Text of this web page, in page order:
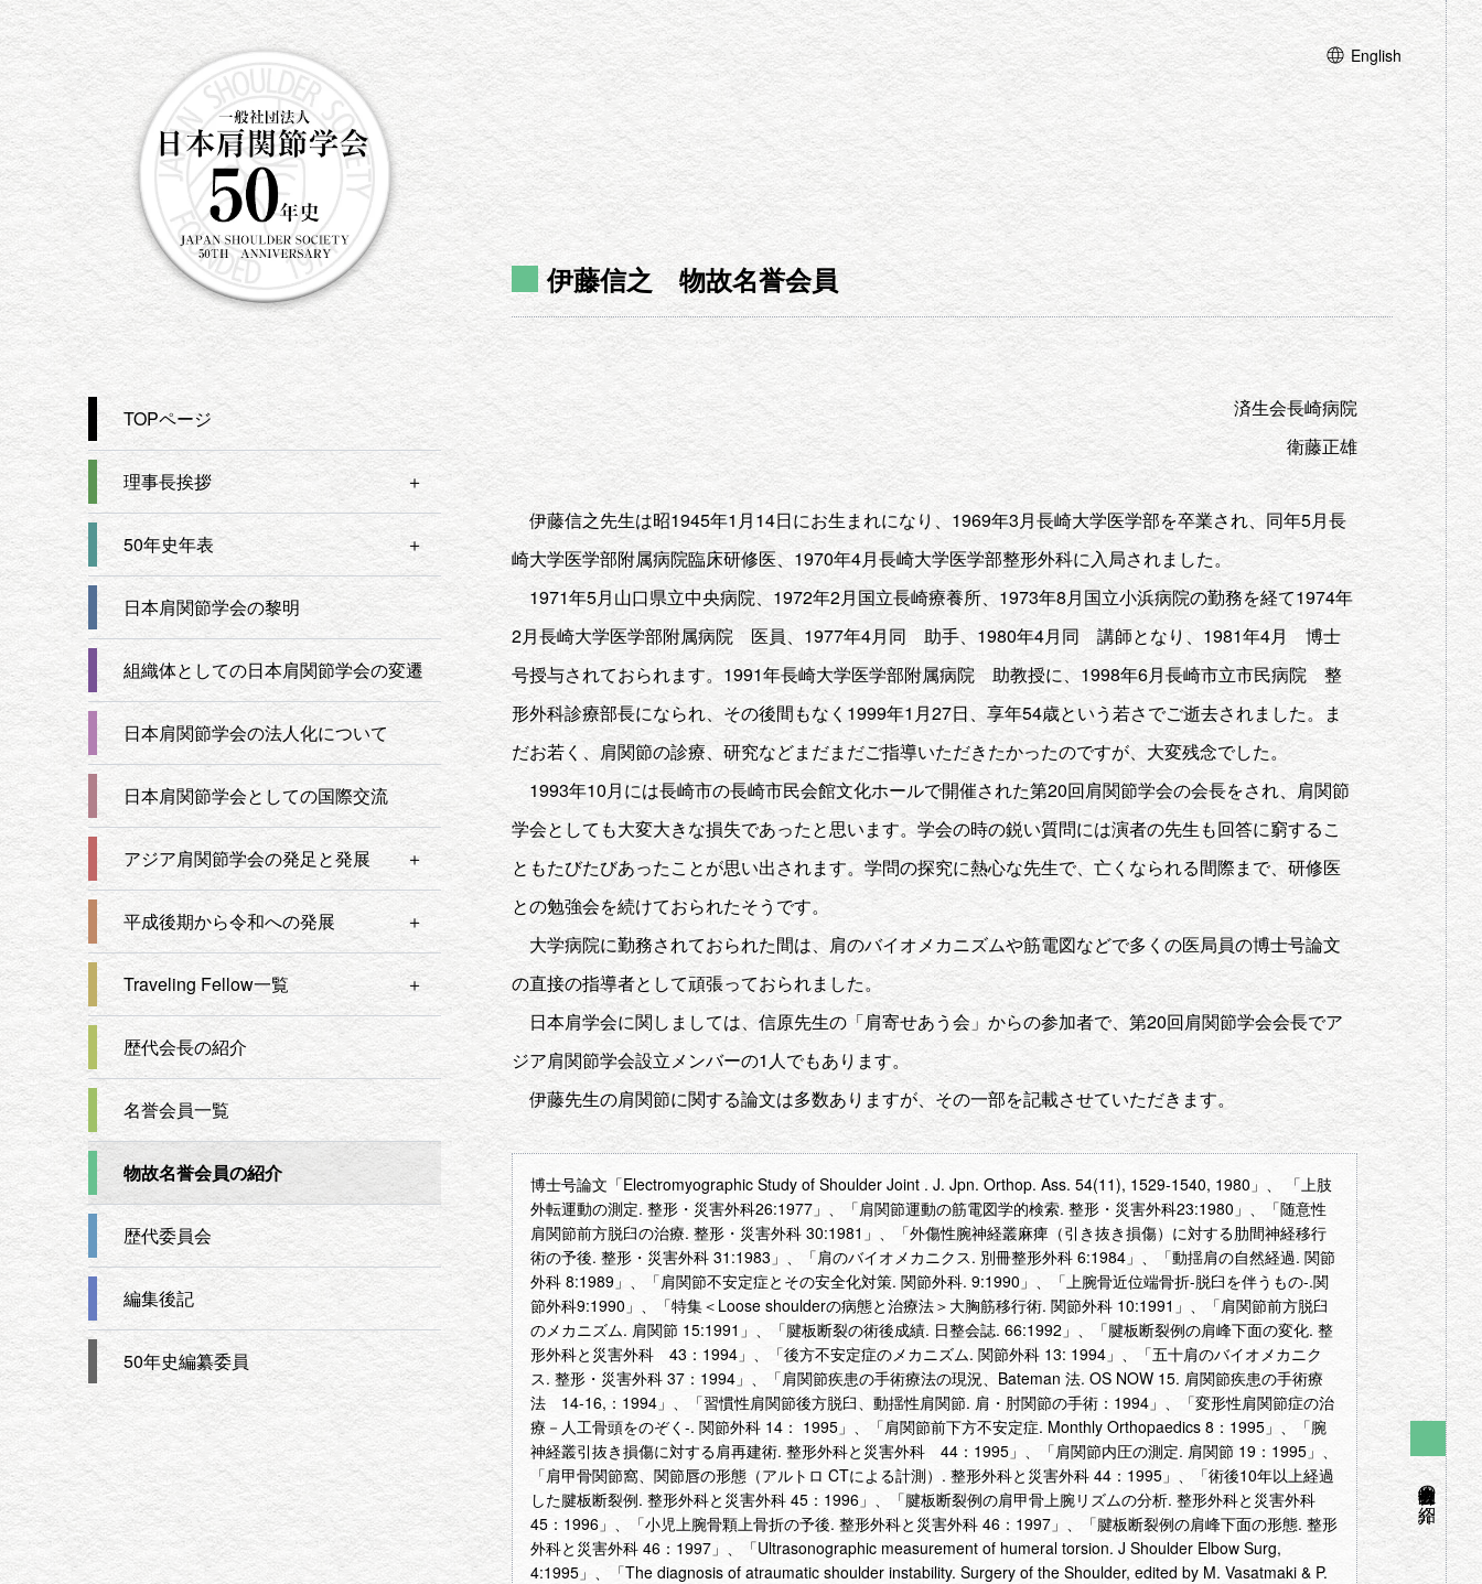
物故名誉会員の紹介
伊藤信之 物故名誉会員
English
TOPページ
理事長挨拶
50年史年表
日本肩関節学会の黎明
組織体としての日本肩関節学会の変遷
日本肩関節学会の法人化について
日本肩関節学会としての国際交流
アジア肩関節学会の発足と発展
平成後期から令和への発展
Traveling Fellow一覧
歴代会長の紹介
名誉会員一覧
物故名誉会員の紹介
歴代委員会
編集後記
50年史編纂委員
済生会長崎病院
衛藤正雄
伊藤信之先生は昭1945年1月14日にお生まれになり、1969年3月長崎大学医学部を卒業され、同年5月長
崎大学医学部附属病院臨床研修医、1970年4月長崎大学医学部整形外科に入局されました。
1971年5月山口県立中央病院、1972年2月国立長崎療養所、1973年8月国立小浜病院の勤務を経て1974年
2月長崎大学医学部附属病院 医員、1977年4月同 助手、1980年4月同 講師となり、1981年4月 博士
号授与されておられます。1991年長崎大学医学部附属病院 助教授に、1998年6月長崎市立市民病院 整
形外科診療部長になられ、その後間もなく1999年1月27日、享年54歳という若さでご逝去されました。ま
だお若く、肩関節の診療、研究などまだまだご指導いただきたかったのですが、大変残念でした。
1993年10月には長崎市の長崎市民会館文化ホールで開催された第20回肩関節学会の会長をされ、肩関節
学会としても大変大きな損失であったと思います。学会の時の鋭い質問には演者の先生も回答に窮するこ
ともたびたびあったことが思い出されます。学問の探究に熱心な先生で、亡くなられる間際まで、研修医
との勉強会を続けておられたそうです。
大学病院に勤務されておられた間は、肩のバイオメカニズムや筋電図などで多くの医局員の博士号論文
の直接の指導者として頑張っておられました。
日本肩学会に関しましては、信原先生の「肩寄せあう会」からの参加者で、第20回肩関節学会会長でア
ジア肩関節学会設立メンバーの1人でもあります。
伊藤先生の肩関節に関する論文は多数ありますが、その一部を記載させていただきます。
博士号論文「Electromyographic Study of Shoulder Joint . J. Jpn. Orthop. Ass. 54(11), 1529-1540, 1980」、 「上肢
外転運動の測定. 整形・災害外科26:1977」、「肩関節運動の筋電図学的検索. 整形・災害外科23:1980」、「随意性
肩関節前方脱臼の治療. 整形・災害外科 30:1981」、「外傷性腕神経叢麻痺（引き抜き損傷）に対する肋間神経移行
術の予後. 整形・災害外科 31:1983」、「肩のバイオメカニクス. 別冊整形外科 6:1984」、「動揺肩の自然経過. 関節
外科 8:1989」、「肩関節不安定症とその安全化対策. 関節外科. 9:1990」、「上腕骨近位端骨折-脱臼を伴うもの-.関
節外科9:1990」、「特集＜Loose shoulderの病態と治療法＞大胸筋移行術. 関節外科 10:1991」、「肩関節前方脱臼
のメカニズム. 肩関節 15:1991」、「腱板断裂の術後成績. 日整会誌. 66:1992」、「腱板断裂例の肩峰下面の変化. 整
形外科と災害外科 43：1994」、「後方不安定症のメカニズム. 関節外科 13: 1994」、「五十肩のバイオメカニク
ス. 整形・災害外科 37：1994」、「肩関節疾患の手術療法の現況、Bateman 法. OS NOW 15. 肩関節疾患の手術療
法 14-16,：1994」、「習慣性肩関節後方脱臼、動揺性肩関節. 肩・肘関節の手術：1994」、「変形性肩関節症の治
療－人工骨頭をのぞく‐. 関節外科 14： 1995」、「肩関節前下方不安定症. Monthly Orthopaedics 8：1995」、「腕
神経叢引抜き損傷に対する肩再建術. 整形外科と災害外科 44：1995」、「肩関節内圧の測定. 肩関節 19：1995」、
「肩甲骨関節窩、関節唇の形態（アルトロ CTによる計測）. 整形外科と災害外科 44：1995」、「術後10年以上経過
した腱板断裂例. 整形外科と災害外科 45：1996」、「腱板断裂例の肩甲骨上腕リズムの分析. 整形外科と災害外科
45：1996」、「小児上腕骨顆上骨折の予後. 整形外科と災害外科 46：1997」、「腱板断裂例の肩峰下面の形態. 整形
外科と災害外科 46：1997」、「Ultrasonographic measurement of humeral torsion. J Shoulder Elbow Surg,
4:1995」、「The diagnosis of atraumatic shoulder instability. Surgery of the Shoulder, edited by M. Vasatmaki & P.